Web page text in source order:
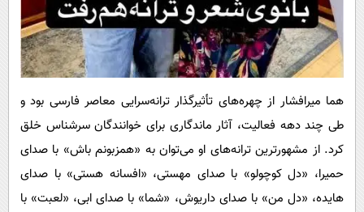
هما میرافشار از چهره‌های تأثیرگذار ترانه‌سرایی معاصر فارسی بود و
طی چند دهه فعالیت، آثار ماندگاری برای خوانندگان سرشناس خلق
کرد. از مشهورترین ترانه‌های او می‌توان به «همزبونم باش» با صدای
حمیرا، «دل کوچولو» با صدای مهستی، «افسانه هستی» با صدای
هایده، «دل من» با صدای داریوش، «شما» با صدای ابی، «لعبت» با